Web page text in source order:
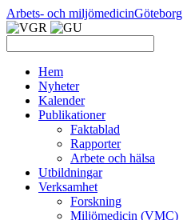
Arbets- och miljömedicinGöteborg
Hem
Nyheter
Kalender
Publikationer
Faktablad
Rapporter
Arbete och hälsa
Utbildningar
Verksamhet
Forskning
Miljömedicin (VMC)